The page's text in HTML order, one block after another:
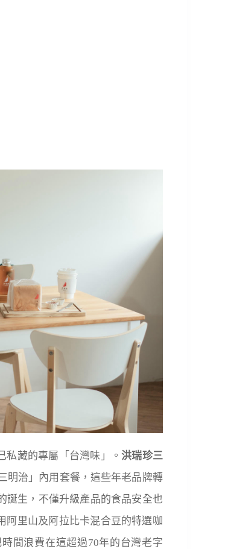
私藏的專屬「台灣味」。 洪瑞珍三
明治」內用套餐，這些年老品牌轉
誕生，不僅升級產品的食品安全也
阿里山及阿拉比卡混合豆的特選咖
間浪費在這超過70年的台灣老字